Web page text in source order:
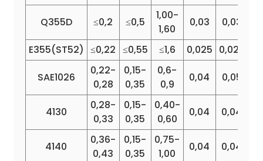
Q355D ≤0,2 ≤0,5
1,00-
1,60
0,03 0,03
E355(ST52) ≤0,22 ≤0,55 ≤1,6 0,025 0,025
SAE1026
0,22-
0,28
0,15-
0,35
0,6-
0,9
0,04 0,05
4130
0,28-
0,33
0,15-
0,35
0,40-
0,60
0,04 0,04
4140
0,36-
0,43
0,15-
0,35
0,75-
1,00
0,04 0,04